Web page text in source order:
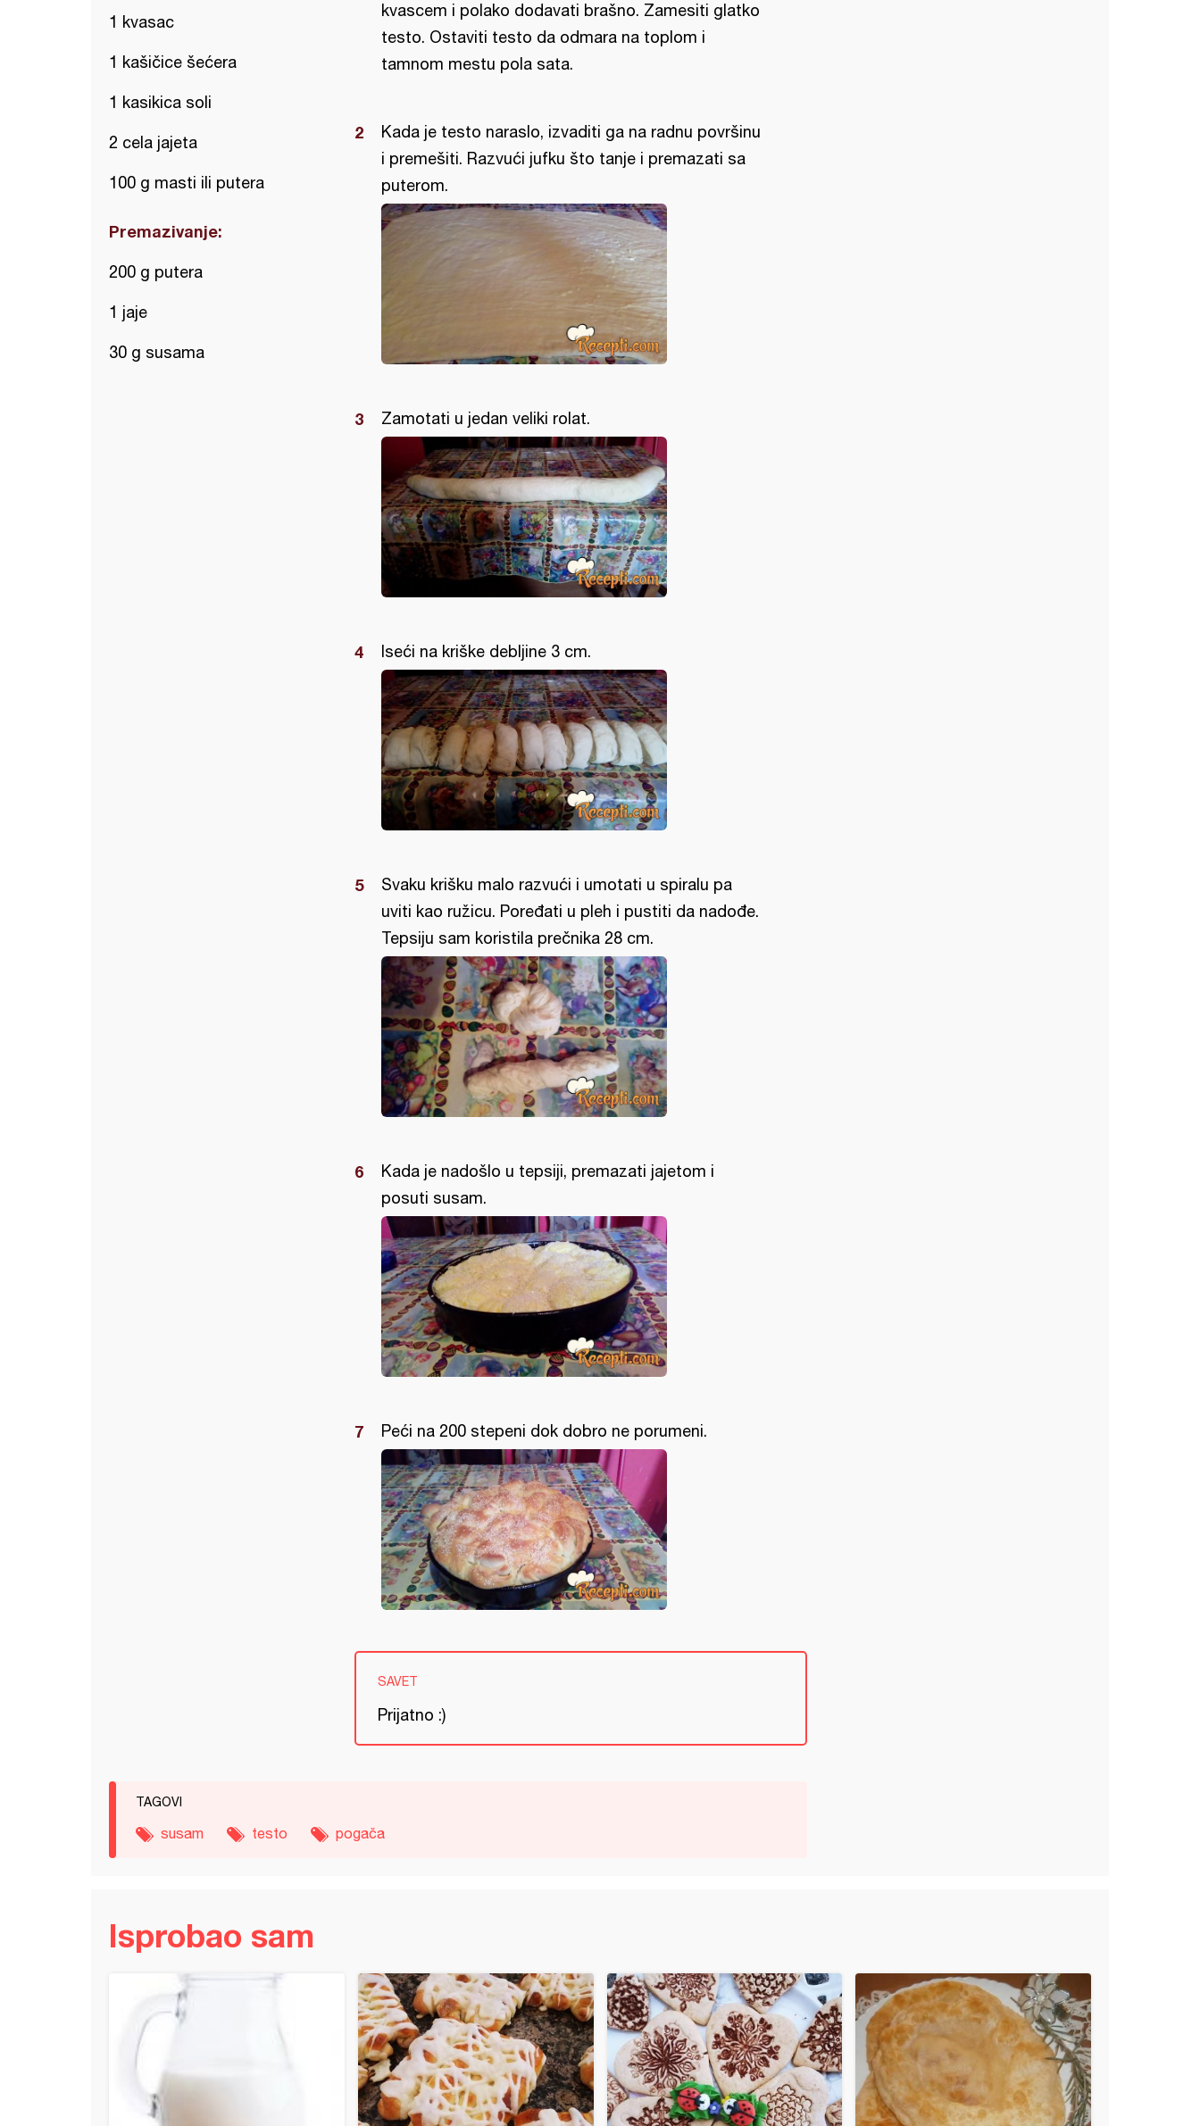
1 kvasac
1 kašičice šećera
1 kasikica soli
2 cela jajeta
100 g masti ili putera
Premazivanje:
200 g putera
1 jaje
30 g susama
kvascem i polako dodavati brašno. Zamesiti glatko
testo. Ostaviti testo da odmara na toplom i
tamnom mestu pola sata.
Kada je testo naraslo, izvaditi ga na radnu površinu
i premešiti. Razvući jufku što tanje i premazati sa
puterom.
Zamotati u jedan veliki rolat.
Iseći na kriške debljine 3 cm.
Svaku krišku malo razvući i umotati u spiralu pa
uviti kao ružicu. Poređati u pleh i pustiti da nadođe.
Tepsiju sam koristila prečnika 28 cm.
Kada je nadošlo u tepsiji, premazati jajetom i
posuti susam.
Peći na 200 stepeni dok dobro ne porumeni.
SAVET
Prijatno :)
TAGOVI
susam testo pogača
Isprobao sam